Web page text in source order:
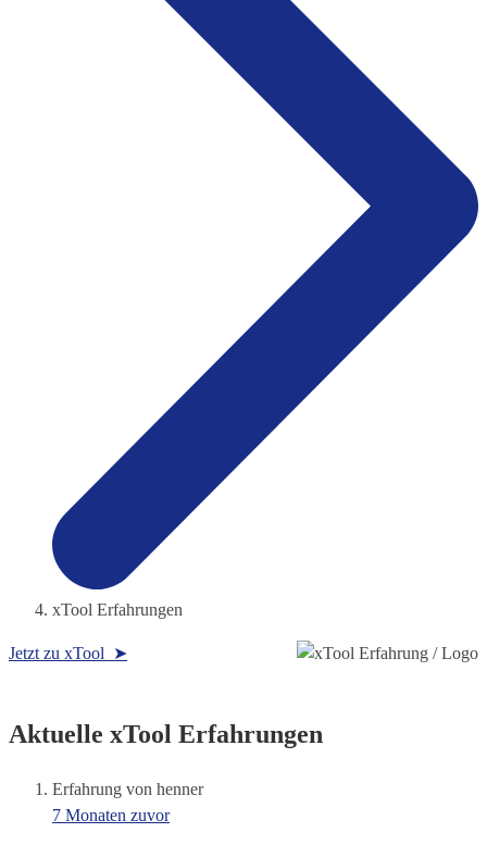
xTool Erfahrungen
Jetzt zu xTool ➤
Aktuelle xTool Erfahrungen
Erfahrung von henner
7 Monaten zuvor